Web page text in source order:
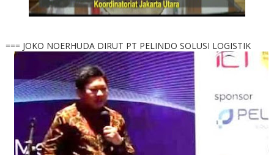
=== JOKO NOERHUDA DIRUT PT PELINDO SOLUSI LOGISTIK